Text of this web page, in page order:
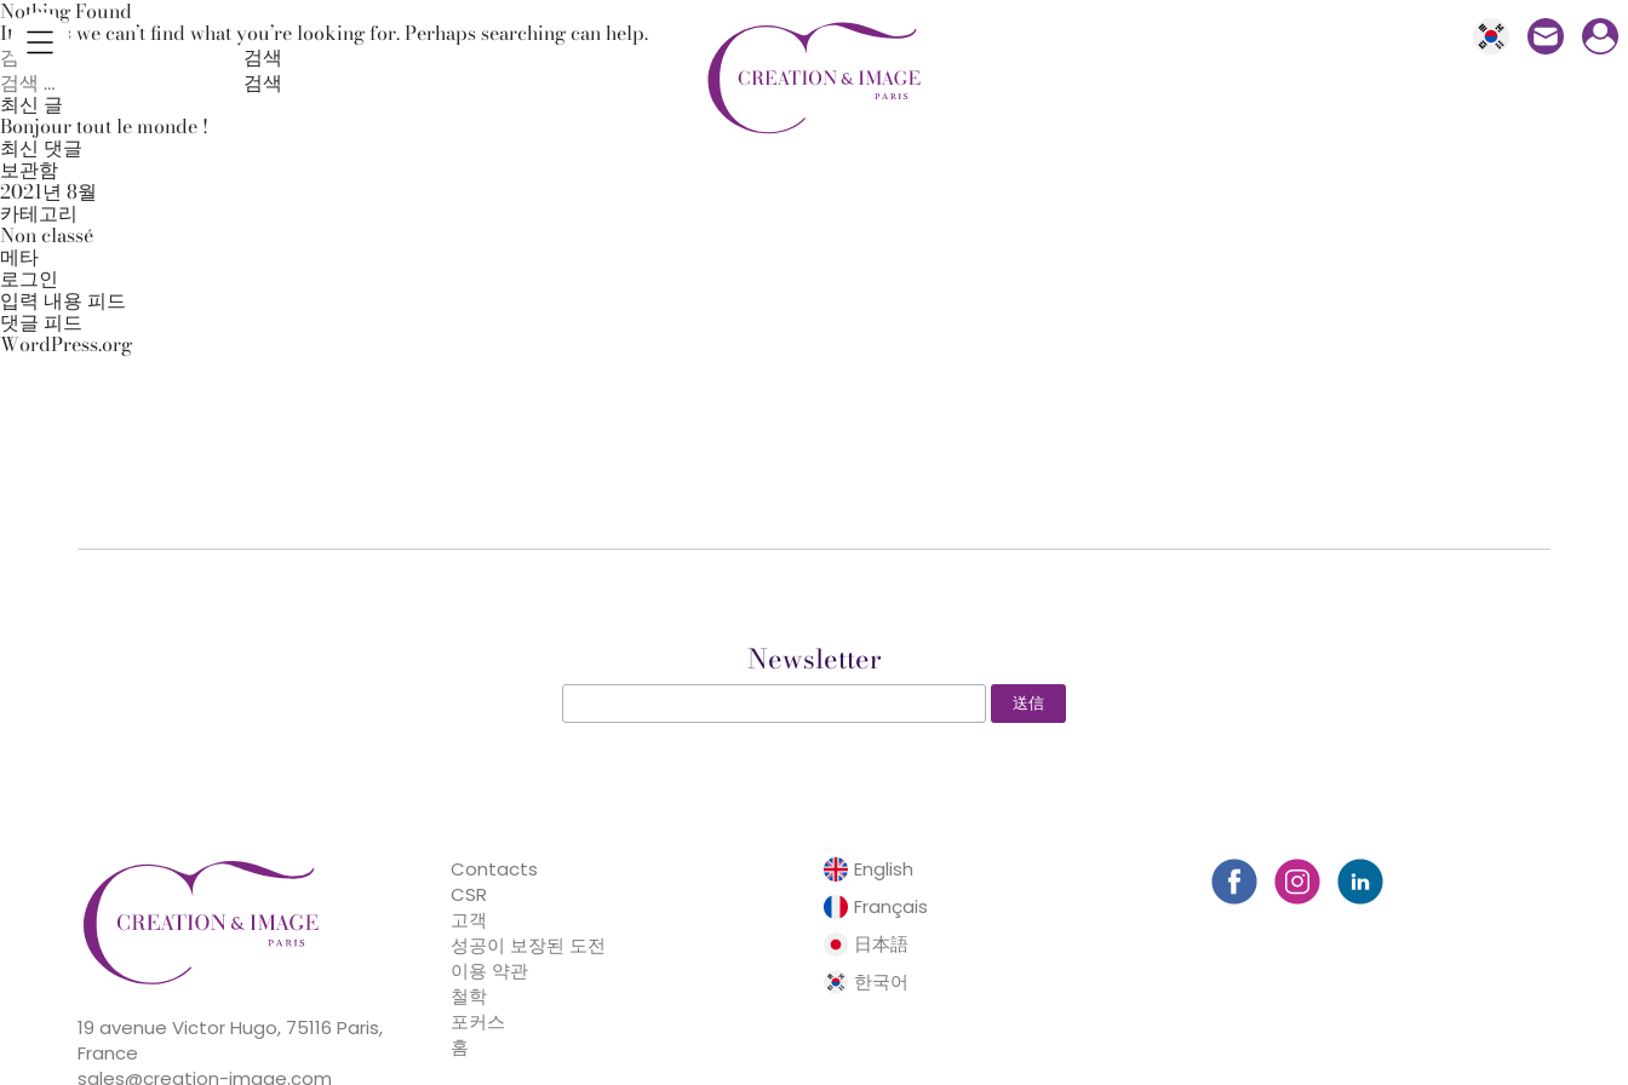
Nothing Found
It seems we can’t find what you’re looking for. Perhaps searching can help.
검
색:
검
색:
최신 글
Bonjour tout le monde !
최신 댓글
보관함
2021년 8월
카테고리
Non classé
메타
로그인
입력 내용 피드
댓글 피드
WordPress.org
Newsletter
19 avenue Victor Hugo, 75116 Paris,
France
sales@creation-image.com
Contacts
CSR
고객
성공이 보장된 도전
이용 약관
철학
포커스
홈
English
Français
日本語
한국어